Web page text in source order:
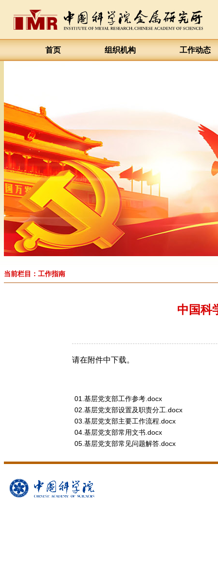
首页 组织机构 工作动态
当前栏目：工作指南
中国科
请在附件中下载。
01.基层党支部工作参考.docx
02.基层党支部设置及职责分工.docx
03.基层党支部主要工作流程.docx
04.基层党支部常用文书.docx
05.基层党支部常见问题解答.docx